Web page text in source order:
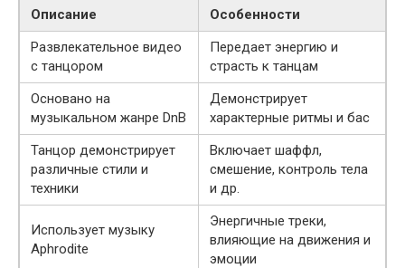
Описание
Особенности
Развлекательное видео
с танцором
Передает энергию и
страсть к танцам
Основано на
музыкальном жанре DnB
Демонстрирует
характерные ритмы и бас
Танцор демонстрирует
различные стили и
техники
Включает шаффл,
смешение, контроль тела
и др.
Использует музыку
Aphrodite
Энергичные треки,
влияющие на движения и
эмоции